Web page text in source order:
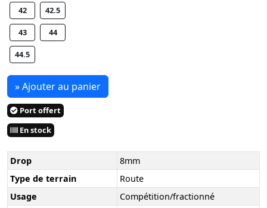
42 42.5
43 44
44.5
» Ajouter au panier
Port offert
En stock
Drop
8mm
Type de terrain
Route
Usage
Compétition/fractionné